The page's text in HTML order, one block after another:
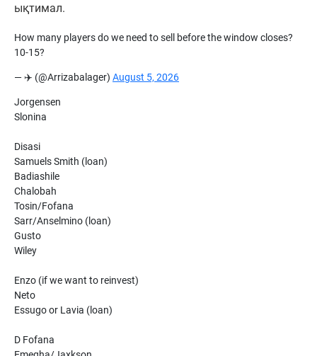
ықтимал.
How many players do we need to sell before the window closes?
10-15?
— ✈️ (@Arrizabalager) August 5, 2026
Jorgensen
Slonina
Disasi
Samuels Smith (loan)
Badiashile
Chalobah
Tosin/Fofana
Sarr/Anselmino (loan)
Gusto
Wiley
Enzo (if we want to reinvest)
Neto
Essugo or Lavia (loan)
D Fofana